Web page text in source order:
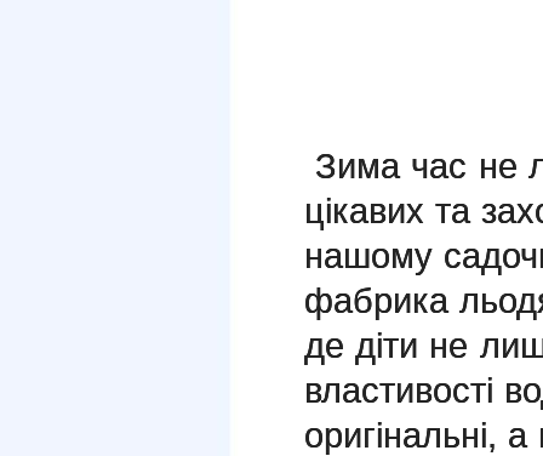
Зима час не
цікавих та
нашому
фабрика
де діти не
властивості
оригінальні,